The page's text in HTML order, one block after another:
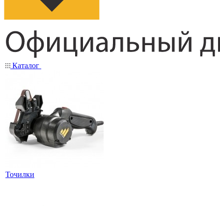
Каталог
Точилки